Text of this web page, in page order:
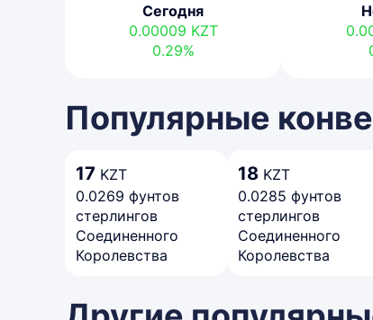
Сегодня
0.00009 KZT
0.29%
Популярные
17 KZT
0.0269 фунтов
стерлингов
Соединенного
Королевства
18 KZT
0.0285 фунтов
стерлингов
Соединенного
Королевства